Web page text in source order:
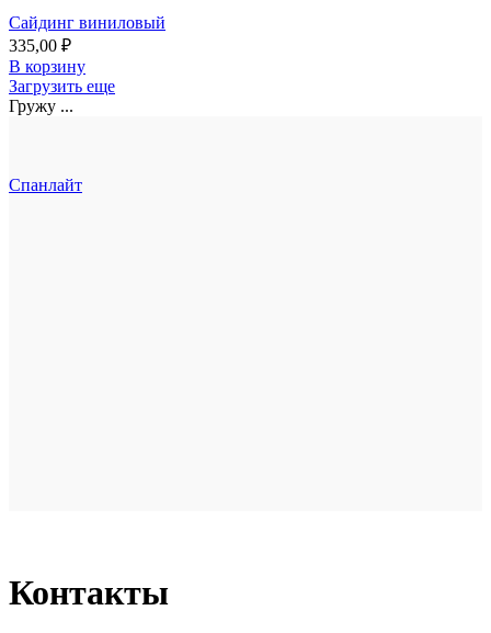
Сайдинг виниловый
335,00 ₽
В корзину
Загрузить еще
Гружу ...
Спанлайт
Контакты